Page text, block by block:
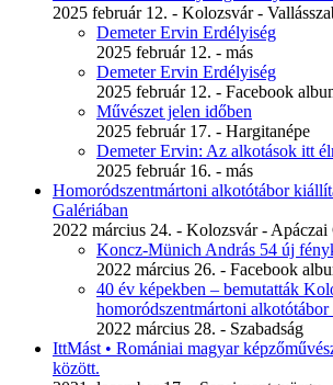
2025 február 12. - Kolozsvár -
Demeter Ervin Erdélyiség
2025 február 12. - más
Demeter Ervin Erdélyiség
2025 február 12. - Facebook
Művészet jelen időben
2025 február 17. - Hargitanépe
Demeter Ervin: Az alkotások itt
2025 február 16. - más
Homoródszentmártoni alkotótábor
Galériában
2022 március 24. - Kolozsvár - Apáczai
Koncz-Münich András 54 új
2022 március 26. - Facebook
40 év képekben – bemutatták
homoródszentmártoni alkotótábor
2022 március 28. - Szabadság
IttMást • Romániai magyar
között.